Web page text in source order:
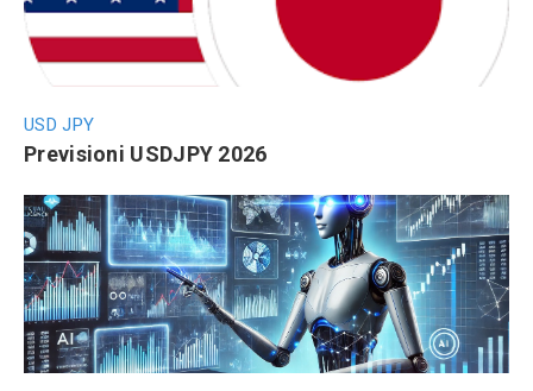
USD JPY
Previsioni USDJPY 2026